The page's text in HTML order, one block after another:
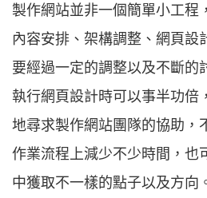
製作網站並非一個簡單小工程
內容安排、架構調整、網頁設
要經過一定的調整以及不斷的
執行網頁設計時可以事半功倍
地尋求製作網站團隊的協助，
作業流程上減少不少時間，也
中獲取不一樣的點子以及方向